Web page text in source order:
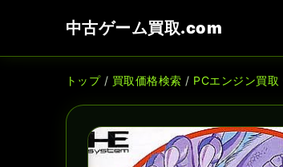
中古ゲーム買取.com
トップ/ 買取価格検索 / PCエンジン買取